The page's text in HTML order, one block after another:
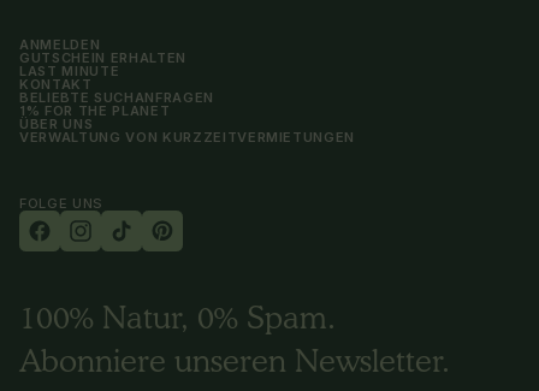
ANMELDEN
GUTSCHEIN ERHALTEN
LAST MINUTE
KONTAKT
BELIEBTE SUCHANFRAGEN
1% FOR THE PLANET
ÜBER UNS
VERWALTUNG VON KURZZEITVERMIETUNGEN
FOLGE UNS
100% Natur, 0% Spam.
Abonniere unseren Newsletter.